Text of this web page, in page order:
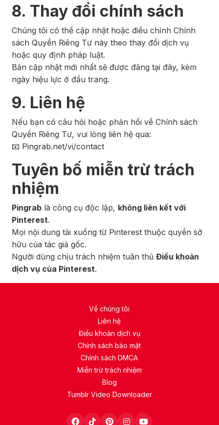
8. Thay đổi chính sách
Chúng tôi có thể cập nhật hoặc điều chỉnh Chính
sách Quyền Riêng Tư này theo thay đổi dịch vụ
hoặc quy định pháp luật.
Bản cập nhật mới nhất sẽ được đăng tại đây, kèm
ngày hiệu lực ở đầu trang.
9. Liên hệ
Nếu bạn có câu hỏi hoặc phản hồi về Chính sách
Quyền Riêng Tư, vui lòng liên hệ qua:
📧 Pingrab.net/vi/contact
Tuyên bố miễn trừ trách
nhiệm
Pingrablà công cụ độc lập, không liên kết với
Pinterest.
Mọi nội dung tải xuống từ Pinterest thuộc quyền sở
hữu của tác giả gốc.
Người dùng chịu trách nhiệm tuân thủ Điều khoản
dịch vụ của Pinterest.
Về chúng tôi
Liên hệ
Điều khoản dịch vụ
Chính sách bảo mật
Chính sách DMCA
Miễn trừ trách nhiệm
Blog
Tumblr Video Downloader